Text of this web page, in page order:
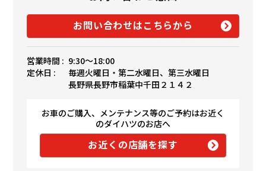
お問い合わせはこちらから
営業時間 : 9:30〜18:00
定休日 :
毎週火曜日・第二水曜日、第三水曜日
長野県長野市稲葉中千田２１４２
お車のご購入、メンテナンス等のご予約はお近く
のダイハツのお店へ
お近くの店舗を探す